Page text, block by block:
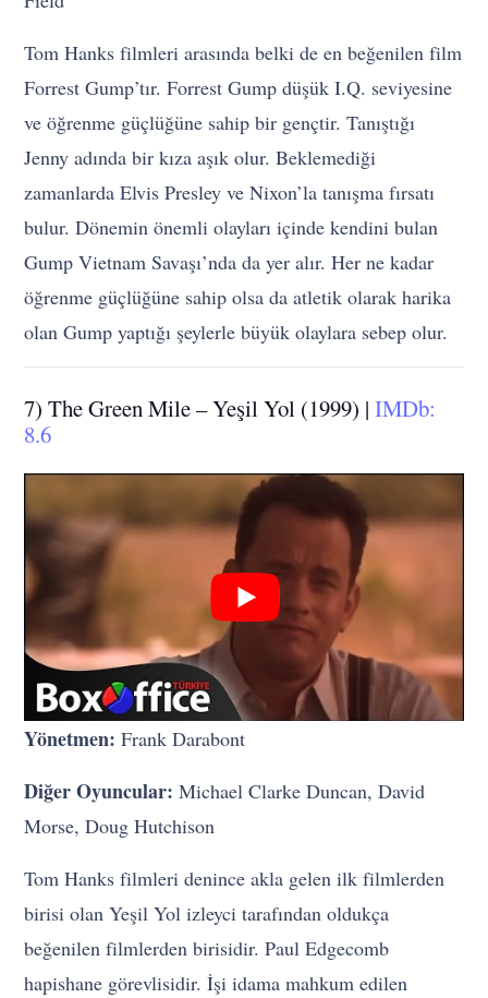
Tom Hanks filmleri arasında belki de en beğenilen film
Forrest Gump’tır. Forrest Gump düşük I.Q. seviyesine
ve öğrenme güçlüğüne sahip bir gençtir. Tanıştığı
Jenny adında bir kıza aşık olur. Beklemediği
zamanlarda Elvis Presley ve Nixon’la tanışma fırsatı
bulur. Dönemin önemli olayları içinde kendini bulan
Gump Vietnam Savaşı’nda da yer alır. Her ne kadar
öğrenme güçlüğüne sahip olsa da atletik olarak harika
olan Gump yaptığı şeylerle büyük olaylara sebep olur.
7) The Green Mile – Yeşil Yol (1999) |IMDb:
8.6
Yönetmen: Frank Darabont
Diğer Oyuncular: Michael Clarke Duncan, David
Morse, Doug Hutchison
Tom Hanks filmleri denince akla gelen ilk filmlerden
birisi olan Yeşil Yol izleyci tarafından oldukça
beğenilen filmlerden birisidir. Paul Edgecomb
hapishane görevlisidir. İşi idama mahkum edilen